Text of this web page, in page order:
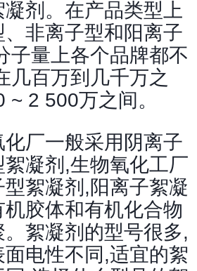
剂。在产品类型上
非离子型和阳离子
子量上各个品牌都不
几百万到几千万之
~ 2 500万之间。
厂一般采用阴离子
凝剂,生物氧化工厂
絮凝剂,阳离子絮凝
胶体和有机化合物
絮凝剂的型号很多,
电性不同,适宜的絮